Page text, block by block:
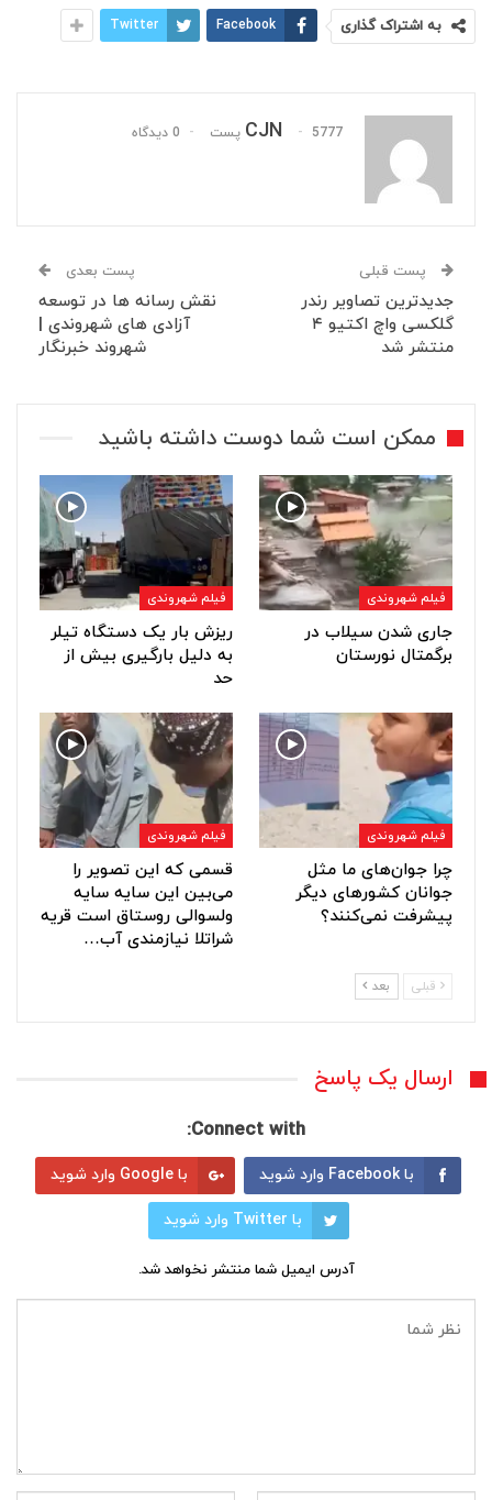
به اشتراک گذاری Facebook
Twitter
CJN 5777 پست 0 دیدگاه
پست قبلی
جدیدترین تصاویر رندر
گلکسی واچ اکتیو ۴
منتشر شد
پست بعدی
نقش رسانه ها در توسعه
آزادی های شهروندی |
شهروند خبرنگار
ممکن است شما دوست داشته باشید
فیلم شهروندی
جاری شدن سیلاب در
برگمتال نورستان
فیلم شهروندی
ریزش بار یک دستگاه تیلر
به دلیل بارگیری بیش از
حد
فیلم شهروندی
چرا جوان‌های ما مثل
جوانان کشورهای دیگر
پیشرفت نمی‌کنند؟
فیلم شهروندی
قسمی که این تصویر را
می‌بین این سایه سایه
ولسوالی روستاق است قریه
شراتلا نیازمندی آب…
قبلی بعد
ارسال یک پاسخ
Connect with:
با Facebook وارد شوید با Google وارد شوید
با Twitter وارد شوید
آدرس ایمیل شما منتشر نخواهد شد.